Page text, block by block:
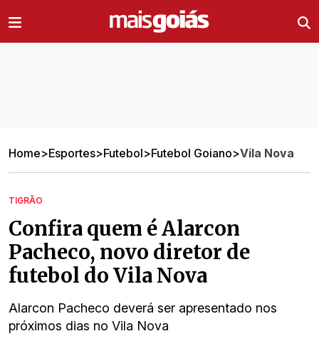
Home>Esportes>Futebol>Futebol Goiano>Vila Nova
TIGRÃO
Confira quem é Alarcon
Pacheco, novo diretor de
futebol do Vila Nova
Alarcon Pacheco deverá ser apresentado nos
próximos dias no Vila Nova